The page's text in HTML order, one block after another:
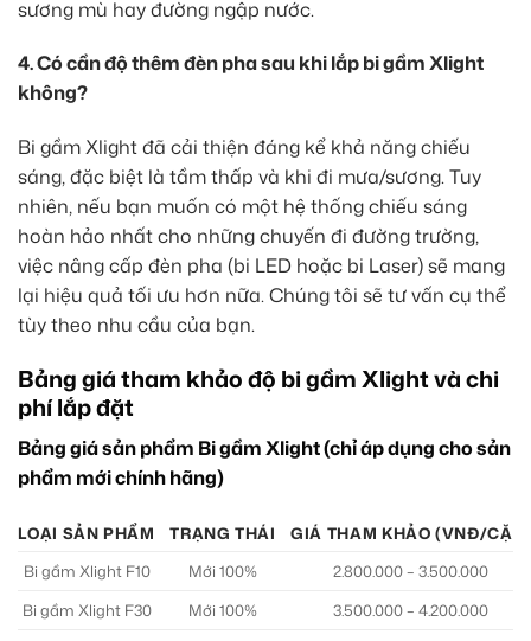
sương mù hay đường ngập nước.
4. Có cần độ thêm đèn pha sau khi lắp bi gầm Xlight
không?
Bi gầm Xlight đã cải thiện đáng kể khả năng chiếu
sáng, đặc biệt là tầm thấp và khi đi mưa/sương. Tuy
nhiên, nếu bạn muốn có một hệ thống chiếu sáng
hoàn hảo nhất cho những chuyến đi đường trường,
việc nâng cấp đèn pha (bi LED hoặc bi Laser) sẽ mang
lại hiệu quả tối ưu hơn nữa. Chúng tôi sẽ tư vấn cụ thể
tùy theo nhu cầu của bạn.
Bảng giá tham khảo độ bi gầm Xlight và chi
phí lắp đặt
Bảng giá sản phẩm Bi gầm Xlight (chỉ áp dụng cho sản
phẩm mới chính hãng)
LOẠI SẢN PHẨM TRẠNG THÁI
GIÁ THAM KHẢO (VNĐ/CẶP)
Bi gầm Xlight F10
Mới 100%
2.800.000 – 3.500.000
Bi gầm Xlight F30
Mới 100%
3.500.000 – 4.200.000